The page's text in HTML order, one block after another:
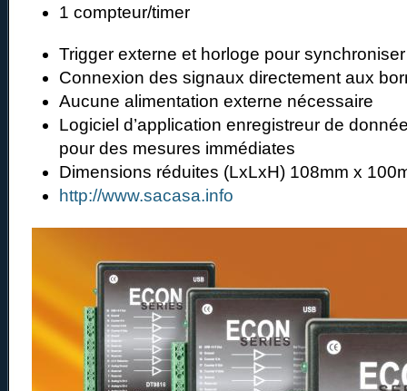
1 compteur/timer
Trigger externe et horloge pour
Connexion des signaux directement aux
Aucune alimentation externe nécessaire
Logiciel d’application enregistreur de
pour des mesures immédiates
Dimensions réduites (LxLxH) 108mm x
http://www.sacasa.info